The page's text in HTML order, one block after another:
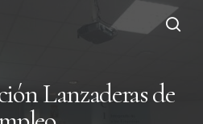
Lanzaderas de